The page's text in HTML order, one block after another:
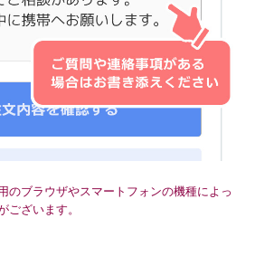
のブラウザやスマートフォンの機種によっ
ございます。